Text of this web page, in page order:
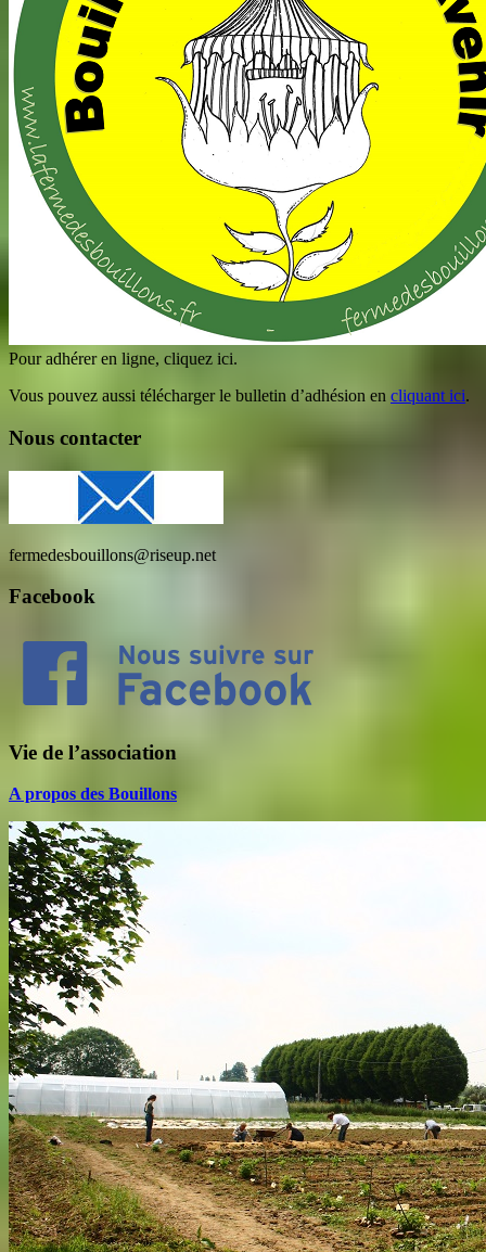
Pour adhérer en ligne, cliquez ici.
Vous pouvez aussi télécharger le bulletin d’adhésion en cliquant ici.
Nous contacter
fermedesbouillons@riseup.net
Facebook
Vie de l’association
A propos des Bouillons